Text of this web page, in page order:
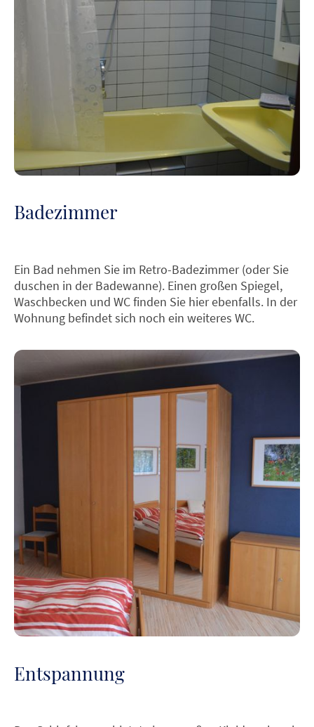
Badezimmer
Ein Bad nehmen Sie im Retro-Badezimmer (oder Sie
duschen in der Badewanne). Einen großen Spiegel,
Waschbecken und WC finden Sie hier ebenfalls. In der
Wohnung befindet sich noch ein weiteres WC.
Entspannung